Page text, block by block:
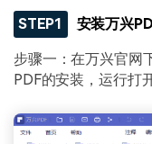
STEP1 安装万兴
步骤一：在万兴官网
PDF的安装，运行打